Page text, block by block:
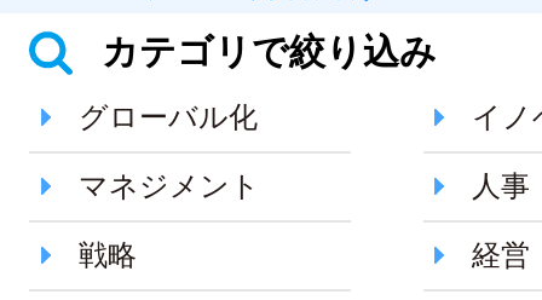
カテゴリで絞り込み
グローバル化 イノ
マネジメント 人事
戦略 経営